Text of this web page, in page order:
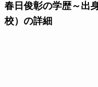
春日俊彰の学歴～出
校）の詳細